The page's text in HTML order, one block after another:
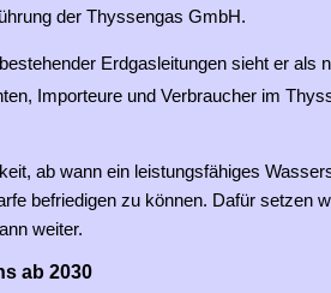
der Thyssengas GmbH.
Erdgasleitungen sieht er als
Importeure und Verbraucher im
ab wann ein leistungsfähiges
befriedigen zu können. Dafür setzen
weiter.
ab 2030